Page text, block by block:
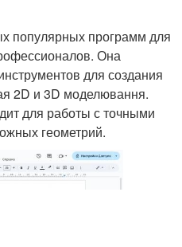
популярных программ для
Она
для создания
2D и 3D моделювання.
для работы с точными
геометрий.